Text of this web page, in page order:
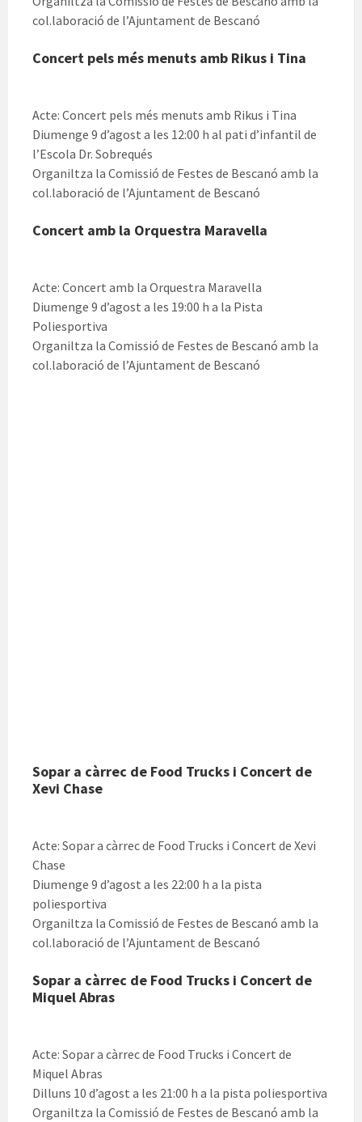
col.laboració de l’Ajuntament de Bescanó
Concert pels més menuts amb Rikus i Tina
Acte: Concert pels més menuts amb Rikus i Tina
Diumenge 9 d’agost a les 12:00 h al pati d’infantil de
l’Escola Dr. Sobrequés
Organiltza la Comissió de Festes de Bescanó amb la
col.laboració de l’Ajuntament de Bescanó
Concert amb la Orquestra Maravella
Acte: Concert amb la Orquestra Maravella
Diumenge 9 d’agost a les 19:00 h a la Pista
Poliesportiva
Organiltza la Comissió de Festes de Bescanó amb la
col.laboració de l’Ajuntament de Bescanó
Sopar a càrrec de Food Trucks i Concert de
Xevi Chase
Acte: Sopar a càrrec de Food Trucks i Concert de Xevi
Chase
Diumenge 9 d’agost a les 22:00 h a la pista
poliesportiva
Organiltza la Comissió de Festes de Bescanó amb la
col.laboració de l’Ajuntament de Bescanó
Sopar a càrrec de Food Trucks i Concert de
Miquel Abras
Acte: Sopar a càrrec de Food Trucks i Concert de
Miquel Abras
Dilluns 10 d’agost a les 21:00 h a la pista poliesportiva
Organiltza la Comissió de Festes de Bescanó amb la